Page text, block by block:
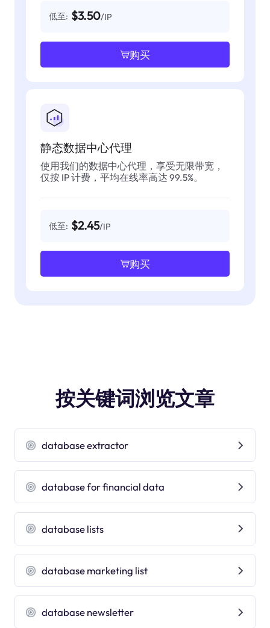
低至: $3.50/IP
购买
静态数据中心代理
使用我们的数据中心代理，享受无限带宽，
仅按 IP 计费，平均在线率高达 99.5%。
低至: $2.45/IP
购买
按关键词浏览文章
database extractor
database for financial data
database lists
database marketing list
database newsletter